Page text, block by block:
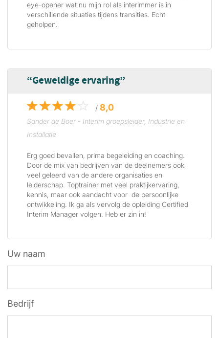
eye-opener wat nu mijn rol als interimmer is in
verschillende situaties tijdens transities. Echt
geholpen.
Geweldige ervaring
/ 8,0
Sander de Boer - Interim groepsleider, Industrie en
Installatie
Erg goed bevallen, prima begeleiding en coaching.
Door de mix van bedrijven van de deelnemers ook
veel geleerd van de andere organisaties en
leiderschap. Toptrainer met veel praktijkervaring,
kennis, maar ook aandacht voor de persoonlijke
ontwikkeling. Ik ga als vervolg de opleiding Certified
Interim Manager volgen. Heb er zin in!
Uw naam
Bedrijf